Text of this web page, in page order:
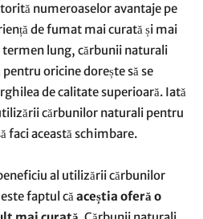
numeroaselor avantaje pe
de fumat mai curată și mai
termen lung, cărbunii naturali
oricine dorește să se
de calitate superioară. Iată
cărbunilor naturali pentru
faci această schimbare.
al utilizării cărbunilor
faptul căaceștia oferă o